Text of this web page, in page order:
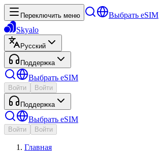
Переключить меню
Выбрать eSIM
Skyalo
Русский
Поддержка
Выбрать eSIM
Войти Войти
Поддержка
Выбрать eSIM
Войти Войти
Главная